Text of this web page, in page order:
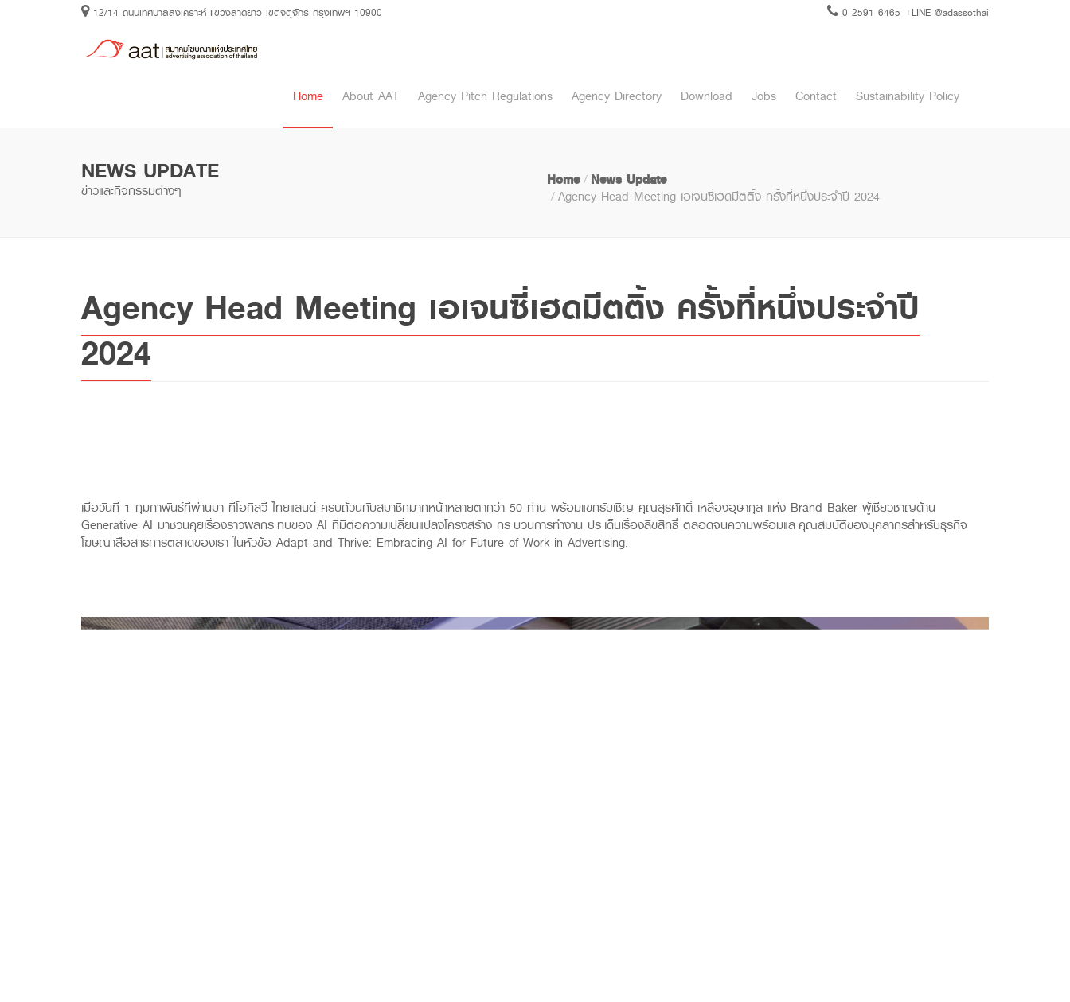
12/14 ถนนเทศบาลสงเคราะห์ แขวงลาดยาว เขตจตุจักร กรุงเทพฯ 10900 0 2591 6465 LINE @adassothai
Home About AAT Agency Pitch Regulations Agency Directory Download Jobs Contact Sustainability Policy
NEWS UPDATE
ข่าวและกิจกรรมต่างๆ
Home
News Update
Agency Head Meeting เอเจนซี่เฮดมีตติ้ง ครั้งที่หนึ่งประจำปี 2024
Agency Head Meeting เอเจนซี่เฮดมีตติ้ง ครั้งที่หนึ่งประจำปี
2024
เมื่อวันที่ 1 กุมภาพันธ์ที่ผ่านมา ที่โอกิลวี่ ไทยแลนด์ ครบถ้วนกับสมาชิกมากหน้าหลายตากว่า 50 ท่าน พร้อมแขกรับเชิญ คุณสุรศักดิ์ เหลืองอุษากุล แห่ง Brand Baker ผู้เชี่ยวชาญด้าน
Generative AI มาชวนคุยเรื่องราวผลกระทบของ AI ที่มีต่อความเปลี่ยนแปลงโครงสร้าง กระบวนการทำงาน ประเด็นเรื่องลิขสิทธิ์ ตลอดจนความพร้อมและคุณสมบัติของบุคลากรสำหรับธุรกิจ
โฆษณาสื่อสารการตลาดของเรา ในหัวข้อ Adapt and Thrive: Embracing AI for Future of Work in Advertising.